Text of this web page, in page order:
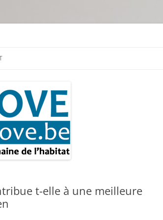
t-elle à une meilleure